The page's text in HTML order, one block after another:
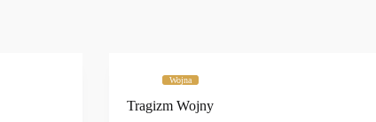
Wojna
Tragizm Wojny